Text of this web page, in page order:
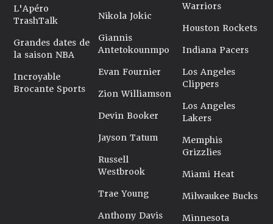
L'Apéro
TrashTalk
Grandes dates de
la saison NBA
Incroyable
Brocante Sports
Nikola Jokic
Giannis
Antetokounmpo
Evan Fournier
Zion Williamson
Devin Booker
Jayson Tatum
Russell
Westbrook
Trae Young
Anthony Davis
Warriors
Houston Rockets
Indiana Pacers
Los Angeles
Clippers
Los Angeles
Lakers
Memphis
Grizzlies
Miami Heat
Milwaukee Bucks
Minnesota